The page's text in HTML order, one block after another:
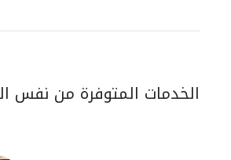
الخدمات المتوفرة من نفس